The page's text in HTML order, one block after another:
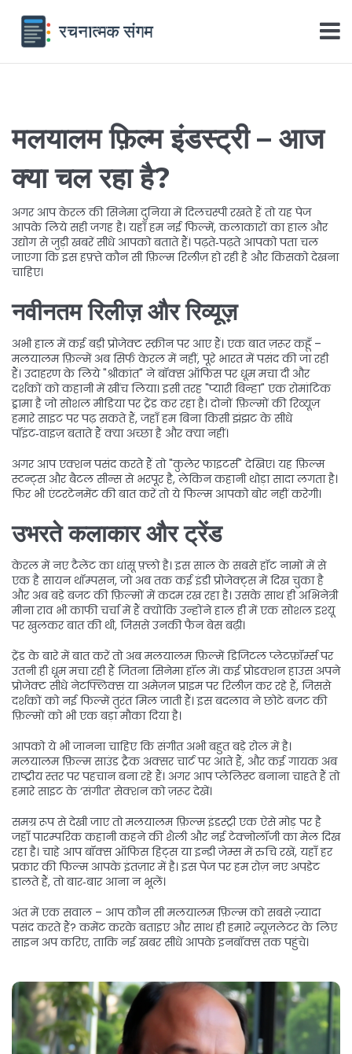
मलयालम फ़िल्म इंडस्ट्री – आज
क्या चल रहा है?
अगर आप केरल की सिनेमा दुनिया में दिलचस्पी रखते हैं तो यह पेज
आपके लिये सही जगह है। यहाँ हम नई फिल्में, कलाकारों का हाल और
उद्योग से जुड़ी खबरें सीधे आपको बताते हैं। पढ़ते‑पढ़ते आपको पता चल
जाएगा कि इस हफ़्ते कौन सी फ़िल्म रिलीज़ हो रही है और किसको देखना
चाहिए।
नवीनतम रिलीज़ और रिव्यूज़
अभी हाल में कई बड़ी प्रोजेक्ट स्क्रीन पर आए हैं। एक बात ज़रूर कहूँ –
मलयालम फ़िल्में अब सिर्फ केरल में नहीं, पूरे भारत में पसंद की जा रही
हैं। उदाहरण के लिये "श्रीकांत" ने बॉक्स ऑफिस पर धूम मचा दी और
दर्शकों को कहानी में खींच लिया। इसी तरह "प्यारी बिन्हा" एक रोमांटिक
ड्रामा है जो सोशल मीडिया पर ट्रेंड कर रहा है। दोनों फ़िल्मों की रिव्यूज़
हमारे साइट पर पढ़ सकते हैं, जहाँ हम बिना किसी झंझट के सीधे
पॉइंट‑वाइज़ बताते हैं क्या अच्छा है और क्या नहीं।
अगर आप एक्शन पसंद करते हैं तो "कुलेर फाइटर्स" देखिए। यह फ़िल्म
स्टन्ट्स और बैटल सीन्स से भरपूर है, लेकिन कहानी थोड़ा सादा लगता है।
फिर भी एंटरटेनमेंट की बात करें तो ये फिल्म आपको बोर नहीं करेगी।
उभरते कलाकार और ट्रेंड
केरल में नए टैलेंट का धांसू फ़्लो है। इस साल के सबसे हॉट नामों में से
एक है सायन थॉम्पसन, जो अब तक कई इंडी प्रोजेक्ट्स में दिख चुका है
और अब बड़े बजट की फ़िल्मों में कदम रख रहा है। उसके साथ ही अभिनेत्री
मीना राव भी काफी चर्चा में हैं क्योंकि उन्होंने हाल ही में एक सोशल इश्यू
पर खुलकर बात की थी, जिससे उनकी फैन बेस बढ़ी।
ट्रेंड के बारे में बात करें तो अब मलयालम फ़िल्में डिजिटल प्लेटफ़ॉर्म्स पर
उतनी ही धूम मचा रही हैं जितना सिनेमा हॉल में। कई प्रोडक्शन हाउस अपने
प्रोजेक्ट सीधे नेटफ्लिक्स या अमेज़न प्राइम पर रिलीज़ कर रहे हैं, जिससे
दर्शकों को नई फिल्में तुरंत मिल जाती हैं। इस बदलाव ने छोटे बजट की
फ़िल्मों को भी एक बड़ा मौका दिया है।
आपको ये भी जानना चाहिए कि संगीत अभी बहुत बड़े रोल में है।
मलयालम फ़िल्म साउंड ट्रैक अक्सर चार्ट पर आते हैं, और कई गायक अब
राष्ट्रीय स्तर पर पहचान बना रहे हैं। अगर आप प्लेलिस्ट बनाना चाहते हैं तो
हमारे साइट के ‘संगीत’ सेक्शन को ज़रूर देखें।
समग्र रूप से देखी जाए तो मलयालम फ़िल्म इंडस्ट्री एक ऐसे मोड़ पर है
जहाँ पारम्परिक कहानी कहने की शैली और नई टेक्नोलॉजी का मेल दिख
रहा है। चाहे आप बॉक्स ऑफिस हिट्स या इन्डी जेम्स में रुचि रखें, यहाँ हर
प्रकार की फिल्म आपके इंतज़ार में है। इस पेज पर हम रोज़ नए अपडेट
डालते हैं, तो बार‑बार आना न भूलें।
अंत में एक सवाल – आप कौन सी मलयालम फ़िल्म को सबसे ज़्यादा
पसंद करते हैं? कमेंट करके बताइए और साथ ही हमारे न्यूज़लेटर के लिए
साइन अप करिए, ताकि नई खबर सीधे आपके इनबॉक्स तक पहुंचे।